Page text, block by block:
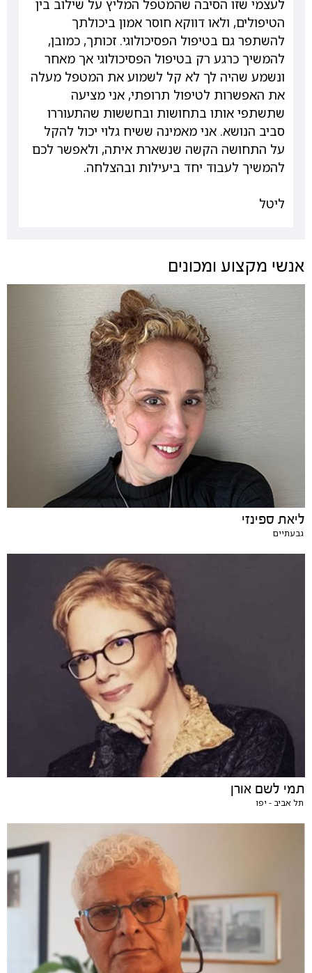
לעצמי שזו הסיבה שהמטפל המליץ על שילוב בין
הטיפולים, ולאו דווקא חוסר אמון ביכולתך
להשתפר גם בטיפול הפסיכולוגי. זכותך, כמובן,
להמשיך כרגע רק בטיפול הפסיכולוגי אך מאחר
ונשמע שהיה לך לא קל לשמוע את המטפל מעלה
את האפשרות לטיפול תרופתי, אני מציעה
שתשתפי אותו בתחושות ובחששות שהתעוררו
סביב הנושא. אני מאמינה ששיח גלוי יכול להקל
על התחושה הקשה שנשארת איתה, ולאפשר לכם
להמשיך לעבוד יחד ביעילות ובהצלחה.
ליטל
אנשי מקצוע ומכונים
ליאת ספינזי
גבעתיים
תמי לשם אורן
תל אביב - יפו